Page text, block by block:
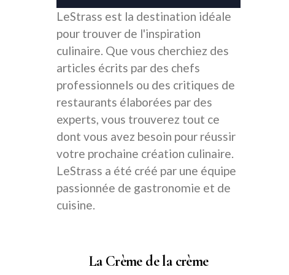
LeStrass est la destination idéale
pour trouver de l'inspiration
culinaire. Que vous cherchiez des
articles écrits par des chefs
professionnels ou des critiques de
restaurants élaborées par des
experts, vous trouverez tout ce
dont vous avez besoin pour réussir
votre prochaine création culinaire.
LeStrass a été créé par une équipe
passionnée de gastronomie et de
cuisine.
La Crème de la crème